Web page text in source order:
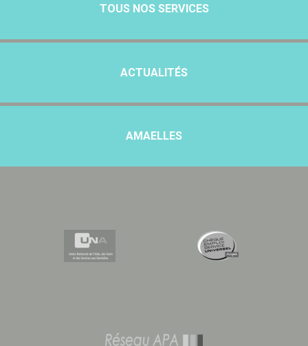
TOUS NOS SERVICES
ACTUALITÉS
AMAELLES